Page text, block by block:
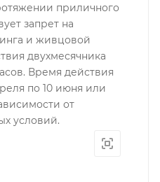
приличного
запрет на
и живцовой
двухмесячника
Время действия
по 10 июня или
от
условий.